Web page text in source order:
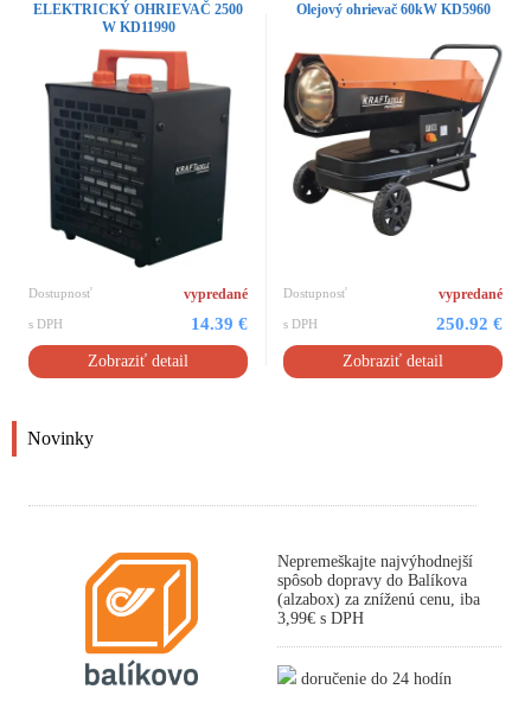
ELEKTRICKÝ OHRIEVAČ 2500
W KD11990
Dostupnosť vypredané
s DPH 14.39 €
Zobraziť detail
Olejový ohrievač 60kW KD5960
Dostupnosť vypredané
s DPH 250.92 €
Zobraziť detail
Novinky
Nepremeškajte najvýhodnejší
spôsob dopravy do Balíkova
(alzabox) za zníženú cenu, iba
3,99€ s DPH
doručenie do 24 hodín